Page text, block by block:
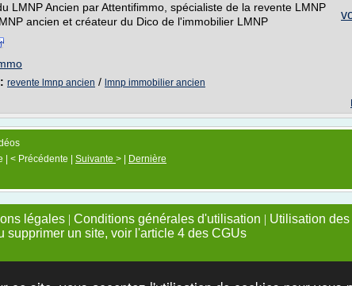
LMNP Ancien par Attentifimmo, spécialiste de la revente LMNP
ancien et créateur du Dico de l'immobilier LMNP
revente lmnp ancien / lmnp immobilier ancien
| < Précédente | Suivante > |
Dernière
légales | Conditions générales d'utilisation | Utilisation
supprimer un site, voir l'article 4 des CGUs